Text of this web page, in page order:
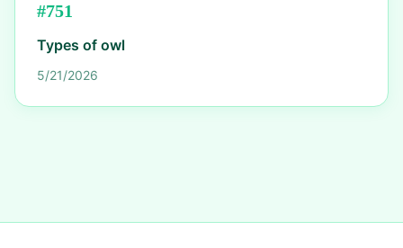
#751
Types of owl
5/21/2026